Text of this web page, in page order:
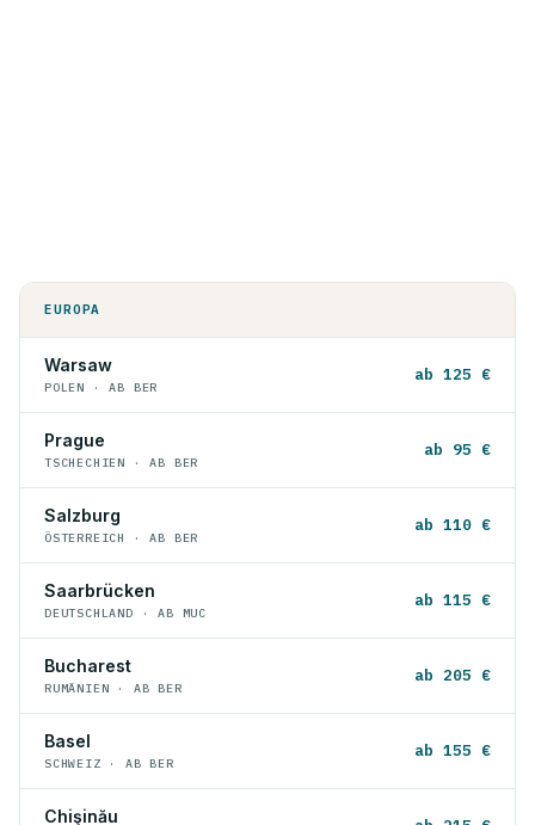
EUROPA
Warsaw
POLEN · AB BER
ab 125 €
Prague
TSCHECHIEN · AB BER
ab 95 €
Salzburg
ÖSTERREICH · AB BER
ab 110 €
Saarbrücken
DEUTSCHLAND · AB MUC
ab 115 €
Bucharest
RUMÄNIEN · AB BER
ab 205 €
Basel
SCHWEIZ · AB BER
ab 155 €
Chişinău